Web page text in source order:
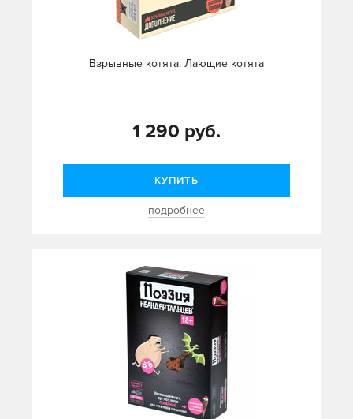
Взрывные котята: Лающие котята
1 290 руб.
КУПИТЬ
подробнее